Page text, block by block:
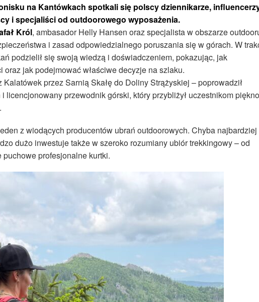
na Kantówkach spotkali się polscy dziennikarze,
i specjaliści od outdoorowego wyposażenia.
Król, ambasador Helly Hansen oraz specjalista w obszarze
i zasad odpowiedzialnego poruszania się w górach. W
podzielił się swoją wiedzą i doświadczeniem, pokazując, jak
jak podejmować właściwe decyzje na szlaku.
przez Sarnią Skałę do Doliny Strążyskiej – poprowadził
licencjonowany przewodnik górski, który przybliżył uczestnikom piękno
z wiodących producentów ubrań outdoorowych. Chyba najbardziej
dużo inwestuje także w szeroko rozumiany ubiór trekkingowy – od
profesjonalne kurtki.